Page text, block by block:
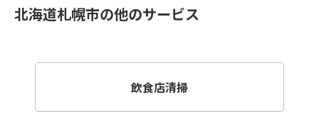
北海道札幌市の他のサービス
飲食店清掃